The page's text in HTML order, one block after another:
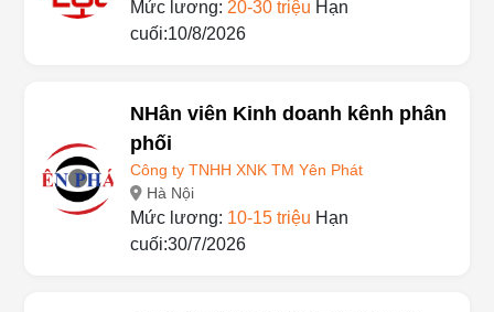
Mức lương: 20-30 triệu Hạn
cuối:10/8/2026
NHân viên Kinh doanh kênh phân
phối
Công ty TNHH XNK TM Yên Phát
Hà Nội
Mức lương: 10-15 triệu Hạn
cuối:30/7/2026